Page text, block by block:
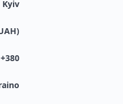
Kyiv
+380